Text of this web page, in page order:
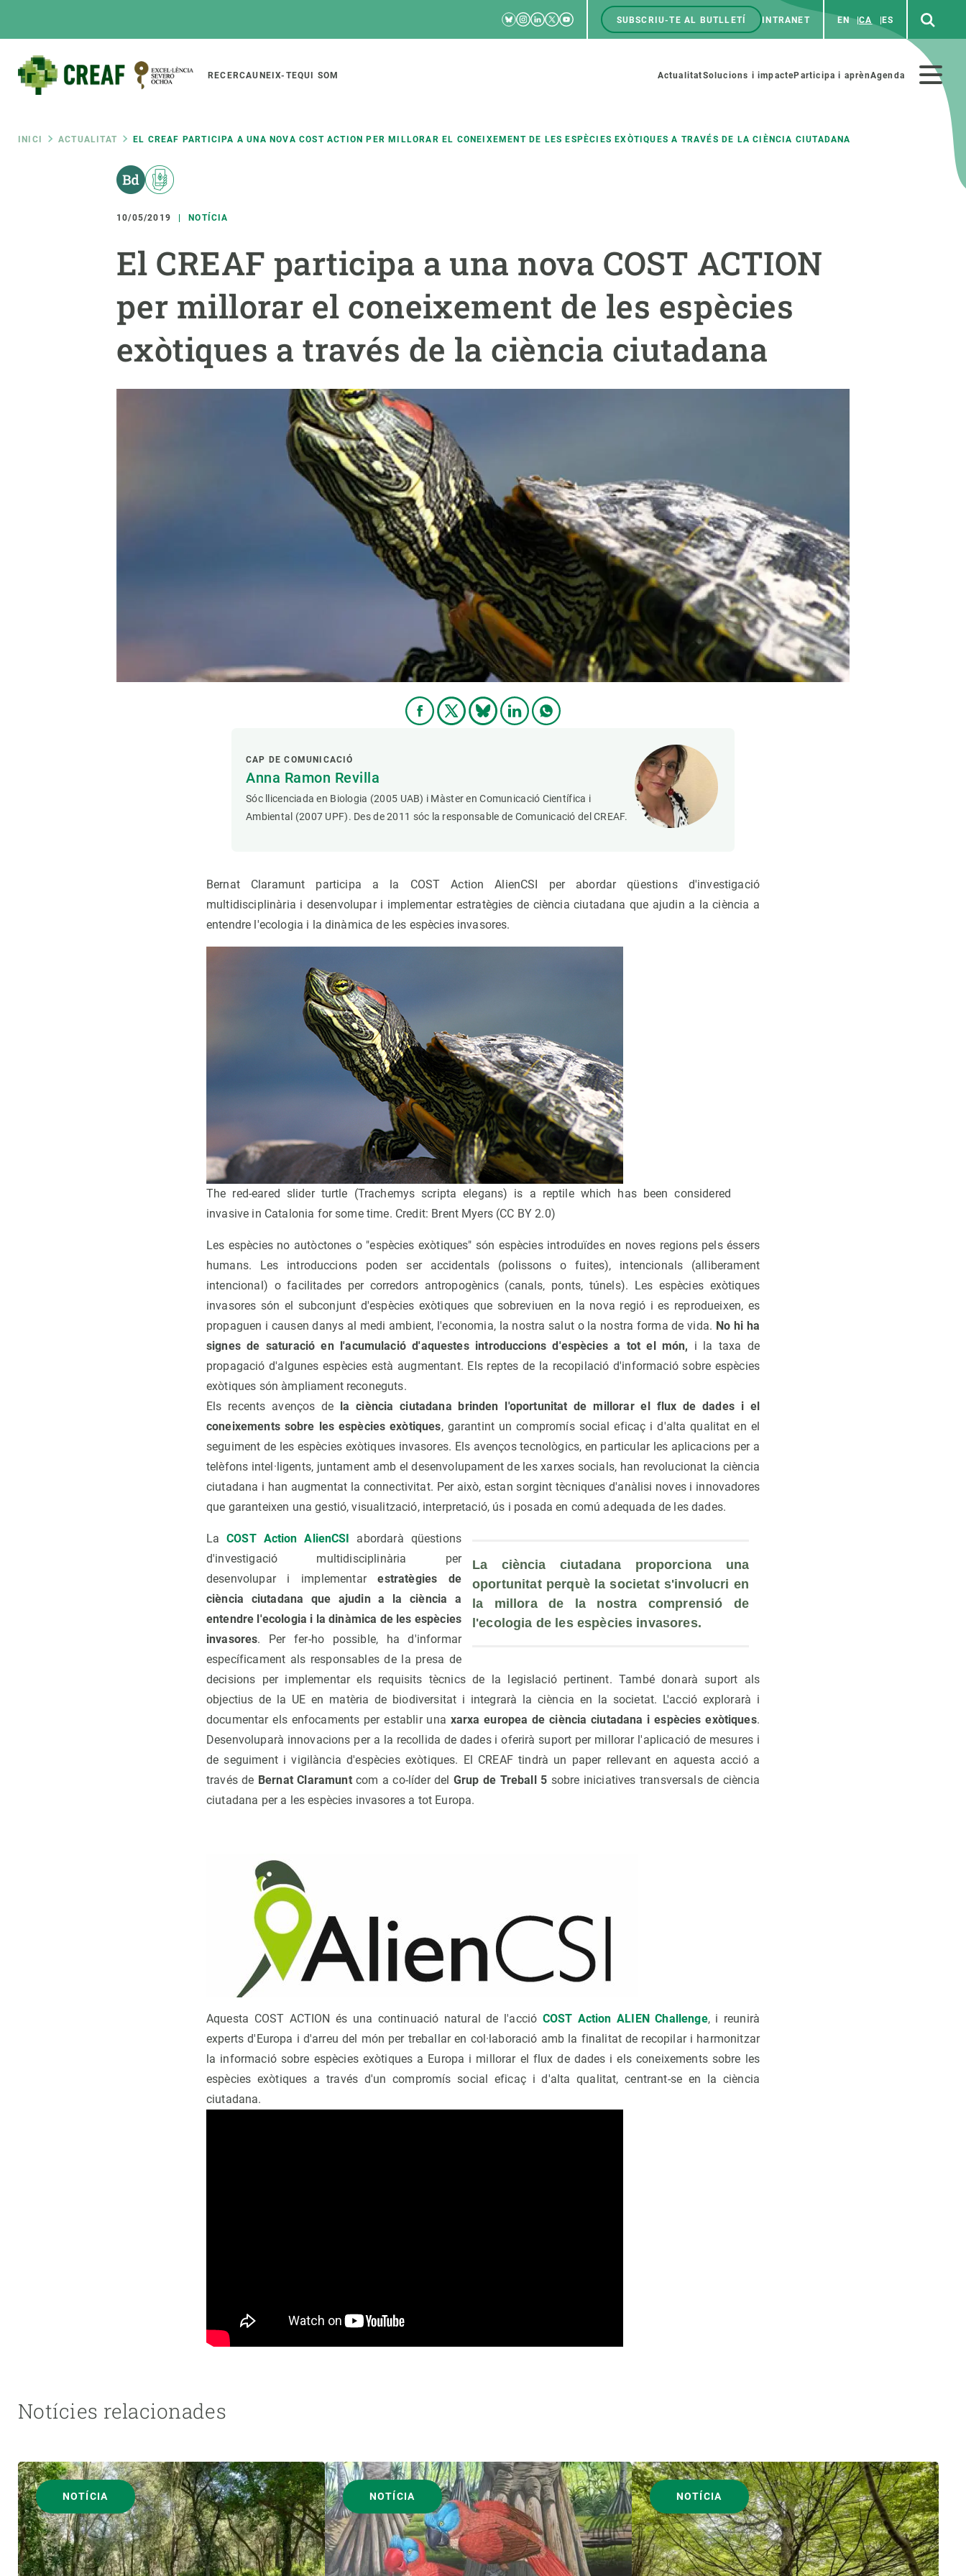
RRSS
Bluesky
Instagram
Linkedin
TwitterYoutube
Menú
SUBSCRIU-TE AL BUTLLETÍ INTRANET EN CA ES
Main
navigation
RECERCAUNEIX-TEQUI SOM
Menú
secundario
ActualitatSolucions i impacteParticipa i aprènAgenda
Fil
d'ariadna
INICI ACTUALITAT EL CREAF PARTICIPA A UNA NOVA COST ACTION PER MILLORAR EL CONEIXEMENT DE LES ESPÈCIES EXÒTIQUES A TRAVÉS DE LA CIÈNCIA CIUTADANA
10/05/2019 NOTÍCIA
El CREAF participa a una nova COST ACTION
per millorar el coneixement de les espècies
exòtiques a través de la ciència ciutadana
CAP DE COMUNICACIÓ
Anna Ramon Revilla
Sóc llicenciada en Biologia (2005 UAB) i Màster en Comunicació Científica i
Ambiental (2007 UPF). Des de 2011 sóc la responsable de Comunicació del CREAF.
Bernat Claramunt participa a la COST Action AlienCSI per abordar qüestions d'investigació
multidisciplinària i desenvolupar i implementar estratègies de ciència ciutadana que ajudin a la ciència a
entendre l'ecologia i la dinàmica de les espècies invasores.
The red-eared slider turtle (Trachemys scripta elegans) is a reptile which has been considered
invasive in Catalonia for some time. Credit: Brent Myers (CC BY 2.0)
Les espècies no autòctones o "espècies exòtiques" són espècies introduïdes en noves regions pels éssers
humans. Les introduccions poden ser accidentals (polissons o fuites), intencionals (alliberament
intencional) o facilitades per corredors antropogènics (canals, ponts, túnels). Les espècies exòtiques
invasores són el subconjunt d'espècies exòtiques que sobreviuen en la nova regió i es reprodueixen, es
propaguen i causen danys al medi ambient, l'economia, la nostra salut o la nostra forma de vida. No hi ha
signes de saturació en l'acumulació d'aquestes introduccions d'espècies a tot el món, i la taxa de
propagació d'algunes espècies està augmentant. Els reptes de la recopilació d'informació sobre espècies
exòtiques són àmpliament reconeguts.
Els recents avenços de la ciència ciutadana brinden l'oportunitat de millorar el flux de dades i el
coneixements sobre les espècies exòtiques, garantint un compromís social eficaç i d'alta qualitat en el
seguiment de les espècies exòtiques invasores. Els avenços tecnològics, en particular les aplicacions per a
telèfons intel·ligents, juntament amb el desenvolupament de les xarxes socials, han revolucionat la ciència
ciutadana i han augmentat la connectivitat. Per això, estan sorgint tècniques d'anàlisi noves i innovadores
que garanteixen una gestió, visualització, interpretació, ús i posada en comú adequada de les dades.
La ciència ciutadana proporciona una
oportunitat perquè la societat s'involucri en
la millora de la nostra comprensió de
l'ecologia de les espècies invasores.
La COST Action AlienCSI abordarà qüestions
d'investigació multidisciplinària per
desenvolupar i implementarestratègies de
ciència ciutadana que ajudin a la ciència a
entendre l'ecologia i la dinàmica de les espècies
invasores. Per fer-ho possible, ha d'informar
específicament als responsables de la presa de
decisions per implementar els requisits tècnics de la legislació pertinent. També donarà suport als
objectius de la UE en matèria de biodiversitat i integrarà la ciència en la societat. L'acció explorarà i
documentar els enfocaments per establir una xarxa europea de ciència ciutadana i espècies exòtiques.
Desenvoluparà innovacions per a la recollida de dades i oferirà suport per millorar l'aplicació de mesures i
de seguiment i vigilància d'espècies exòtiques. El CREAF tindrà un paper rellevant en aquesta acció a
través de Bernat Claramuntcom a co-líder del Grup de Treball 5 sobre iniciatives transversals de ciència
ciutadana per a les espècies invasores a tot Europa.
Aquesta COST ACTION és una continuació natural de l'acció COST Action ALIEN Challenge, i reunirà
experts d'Europa i d'arreu del món per treballar en col·laboració amb la finalitat de recopilar i harmonitzar
la informació sobre espècies exòtiques a Europa i millorar el flux de dades i els coneixements sobre les
espècies exòtiques a través d'un compromís social eficaç i d'alta qualitat, centrant-se en la ciència
ciutadana.
Notícies relacionades
NOTÍCIA NOTÍCIA NOTÍCIA
Featured
responsive
Responsive
menu
SOBRE NOSALTRES
Organització institucional
Marca i logotips
Infraestructures
Biodiversitat
Canvi global
Funcionament dels ecosistemes
Temes transversals
Synthesis Actions
Solucions
Política i gestió
Oportunitats acadèmiques
Demana la teva beca ERC
Vine de visitant o sabàtic
Fes ciència amb nosaltres
COL·LABORA
Esdeveniments anteriors
Notícies